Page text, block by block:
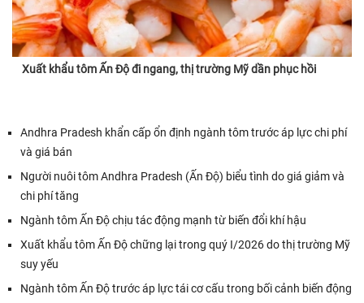
Xuất khẩu tôm Ấn Độ đi ngang, thị trường Mỹ dần phục hồi
Andhra Pradesh khẩn cấp ổn định ngành tôm trước áp lực chi phí
và giá bán
Người nuôi tôm Andhra Pradesh (Ấn Độ) biểu tình do giá giảm và
chi phí tăng
Ngành tôm Ấn Độ chịu tác động mạnh từ biến đổi khí hậu
Xuất khẩu tôm Ấn Độ chững lại trong quý I/2026 do thị trường Mỹ
suy yếu
Ngành tôm Ấn Độ trước áp lực tái cơ cấu trong bối cảnh biến động